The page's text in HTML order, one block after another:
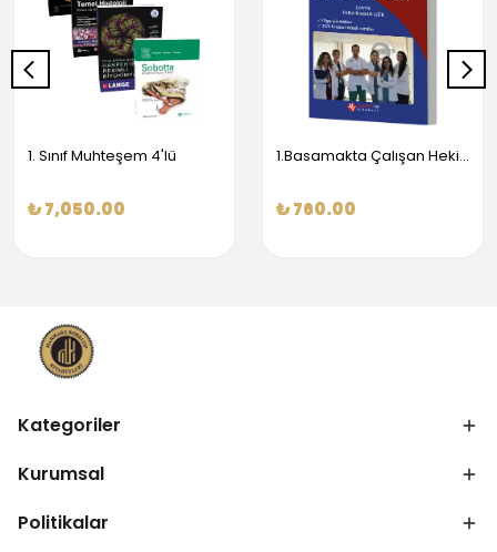
1. Sınıf Muhteşem 4'lü
₺ 7,050.00
1.Basamakta Çalışan Hekimler İçin Temel Obstetrik Ve Jinekoloji Bilgisi
₺ 760.00
Kategoriler
Kurumsal
Politikalar